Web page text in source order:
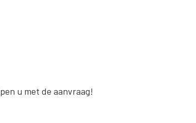
u met de aanvraag!